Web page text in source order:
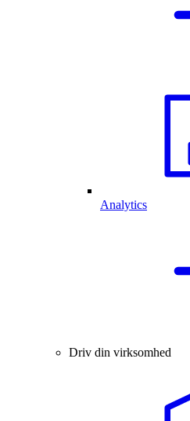
Analytics
Driv din virksomhed